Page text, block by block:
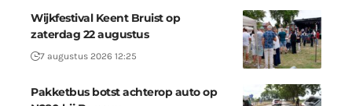
Wijkfestival Keent Bruist op
zaterdag 22 augustus
7 augustus 2026 12:25
Pakketbus botst achterop auto op